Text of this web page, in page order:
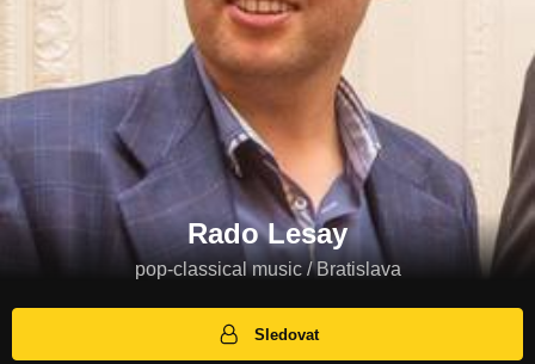
Rado Lesay
pop-classical music / Bratislava
Sledovat